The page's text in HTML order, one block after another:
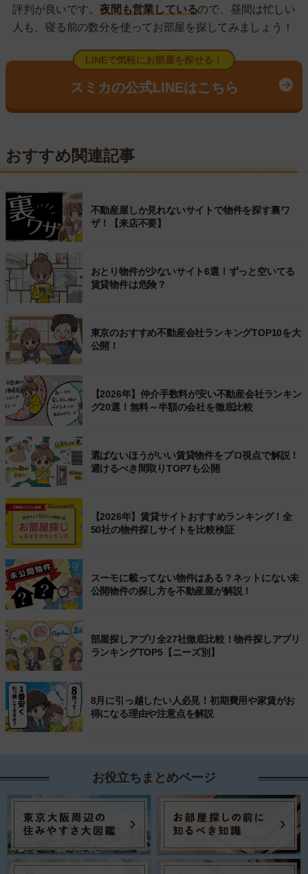
評判が良いです。 夜間も営業しているので、昼間は忙しい
人も、寝る前の数分を使ってお部屋を探してみましょう！
LINEで気軽にお部屋を探せる！
スミカの公式LINEはこちら
おすすめ関連記事
不動産屋しか見れないサイトで物件を探す裏ワ
ザ！【来店不要】
おとり物件が少ないサイト6選！ずっと空いてる
賃貸物件は危険？
東京のおすすめ不動産会社ランキングTOP10を大
公開！
【2026年】仲介手数料が安い不動産会社ランキン
グ20選！無料～半額の会社を徹底比較
選ばないほうがいい賃貸物件をプロ視点で解説！
避けるべき間取りTOP7も公開
【2026年】賃貸サイトおすすめランキング！全
50社の物件探しサイトを比較検証
スーモに載ってない物件はある？ネットにない未
公開物件の探し方を不動産屋が解説！
部屋探しアプリ全27社徹底比較！物件探しアプリ
ランキングTOP5【ニーズ別】
8月に引っ越したい人必見！初期費用や家賃がお
得になる理由や注意点を解説
お役立ちまとめページ